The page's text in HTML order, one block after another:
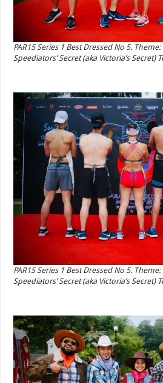
PAR15 Series 1 Best Dressed No 5.
Speediators’ Secret (aka Victoria’s Secret)
PAR15 Series 1 Best Dressed No 5.
Speediators’ Secret (aka Victoria’s Secret)